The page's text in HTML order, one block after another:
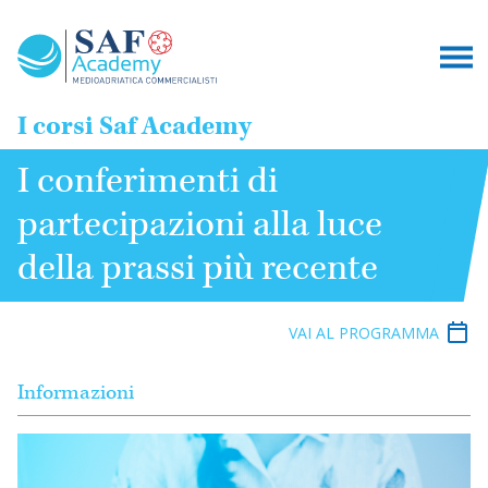
I corsi Saf Academy
I conferimenti di
partecipazioni alla luce
della prassi più recente
VAI AL PROGRAMMA
Informazioni